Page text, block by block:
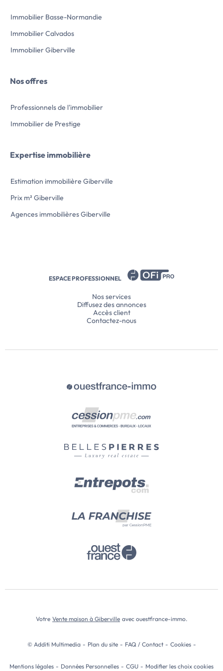
Immobilier Basse-Normandie
Immobilier Calvados
Immobilier Giberville
Nos offres
Professionnels de l'immobilier
Immobilier de Prestige
Expertise immobilière
Estimation immobilière Giberville
Prix m² Giberville
Agences immobilières Giberville
ESPACE PROFESSIONNEL
Nos services
Diffusez des annonces
Accès client
Contactez-nous
Votre Vente maison à Giberville avec ouestfrance-immo.
© Additi Multimedia - Plan du site - FAQ / Contact - Cookies -
Mentions légales - Données Personnelles - CGU - Modifier les choix cookies